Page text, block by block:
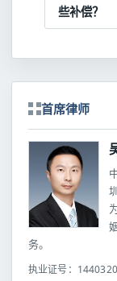
些补偿？
首席律师
务。
执业证号：